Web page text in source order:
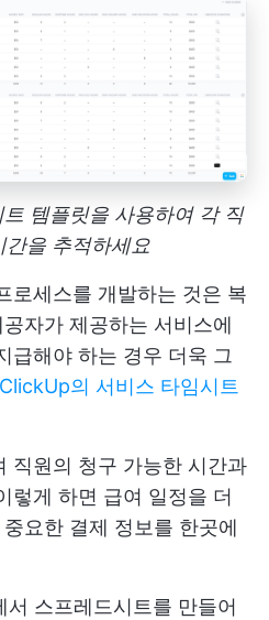
템플릿을 사용하여 각 직
간을 추적하세요
로세스를 개발하는 것은 복
자가 제공하는 서비스에
급해야 하는 경우 더욱 그
ClickUp의 서비스 타임시트
직원의 청구 가능한 시간과
렇게 하면 급여 일정을 더
요한 결제 정보를 한곳에
스프레드시트를 만들어